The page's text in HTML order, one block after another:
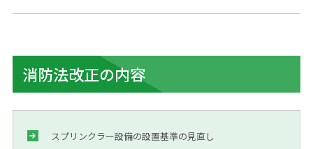
消防法改正の内容
スプリンクラー設備の設置基準の見直し